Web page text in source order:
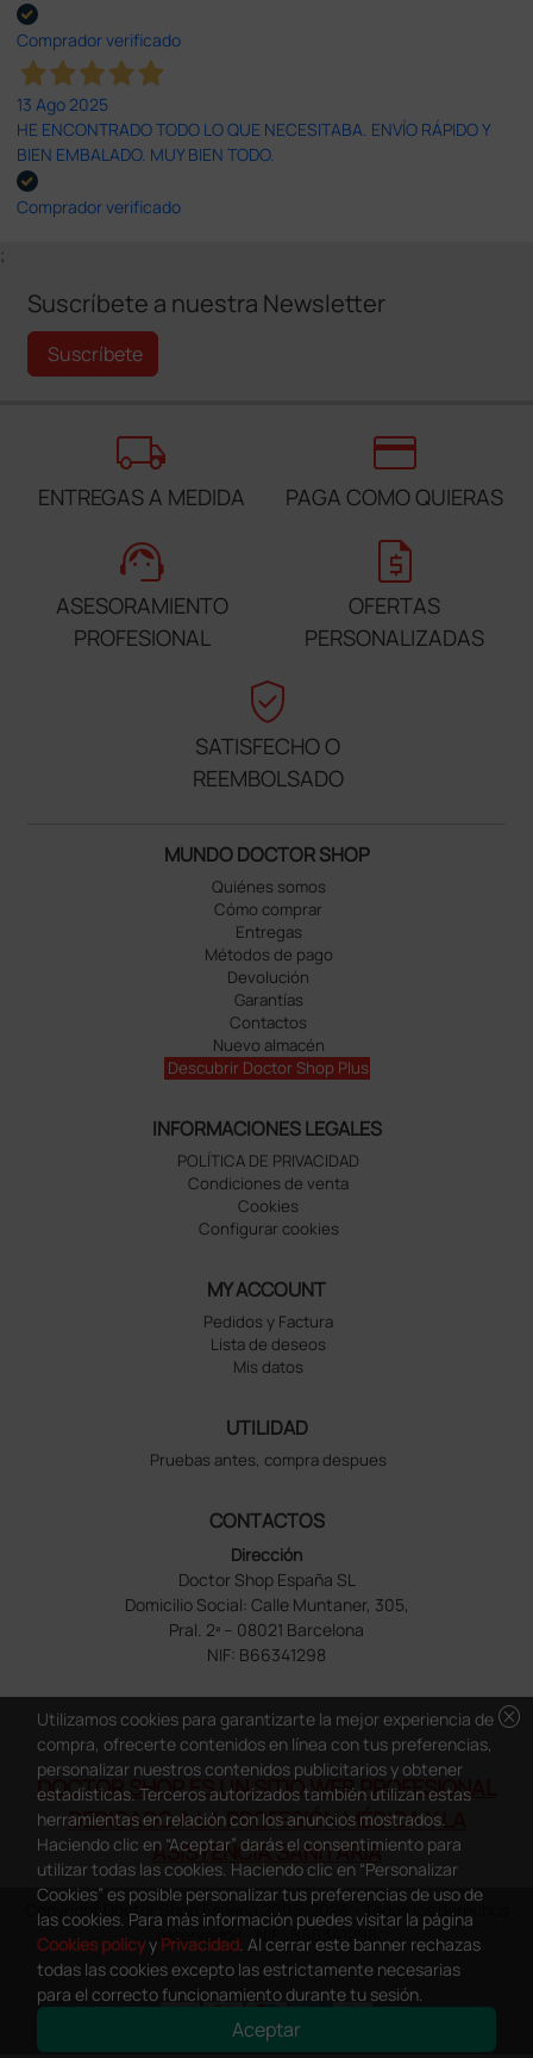
Comprador verificado
13 Ago 2025
HE ENCONTRADO TODO LO QUE NECESITABA. ENVÍO RÁPIDO Y
BIEN EMBALADO. MUY BIEN TODO.
Comprador verificado
;
Suscríbete a nuestra Newsletter
Suscríbete
local_shipping
ENTREGAS A MEDIDA
credit_card
PAGA COMO QUIERAS
support_agent
ASESORAMIENTO
PROFESIONAL
request_quote
OFERTAS
PERSONALIZADAS
verified_user
SATISFECHO O
REEMBOLSADO
MUNDO DOCTOR SHOP
Quiénes somos
Cómo comprar
Entregas
Métodos de pago
Devolución
Garantías
Contactos
Nuevo almacén
Descubrir Doctor Shop Plus
INFORMACIONES LEGALES
POLÍTICA DE PRIVACIDAD
Condiciones de venta
Cookies
Configurar cookies
MY ACCOUNT
Pedidos y Factura
Lista de deseos
Mis datos
UTILIDAD
Pruebas antes, compra despues
CONTACTOS
Dirección
Doctor Shop España SL
Domicilio Social: Calle Muntaner, 305,
Pral. 2ª – 08021 Barcelona
NIF: B66341298
DOCTOR SHOP ES UN SITIO WEB PROFESIONAL
DEDICADO A LA PROFESIÓN MÉDICA Y LA
ASISTENCIA SANITARIA
Copyright Doctor Shop España 2005-2026 - Todos los derechos
reservados - NIF.: B66341298
cancel
Utilizamos cookies para garantizarte la mejor experiencia de
compra, ofrecerte contenidos en línea con tus preferencias,
personalizar nuestros contenidos publicitarios y obtener
estadísticas. Terceros autorizados también utilizan estas
herramientas en relación con los anuncios mostrados.
Haciendo clic en “Aceptar” darás el consentimiento para
utilizar todas las cookies. Haciendo clic en “Personalizar
Cookies” es posible personalizar tus preferencias de uso de
las cookies. Para más información puedes visitar la página
Cookies policyy Privacidad. Al cerrar este banner rechazas
todas las cookies excepto las estrictamente necesarias
para el correcto funcionamiento durante tu sesión.
Aceptar